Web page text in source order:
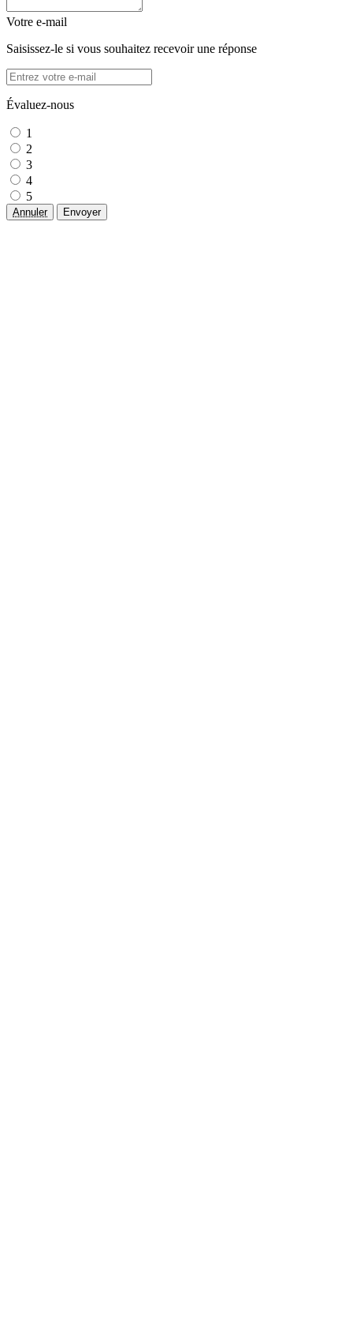
Votre e-mail
Saisissez-le si vous souhaitez recevoir une réponse
Évaluez-nous
1
2
3
4
5
Annuler Envoyer